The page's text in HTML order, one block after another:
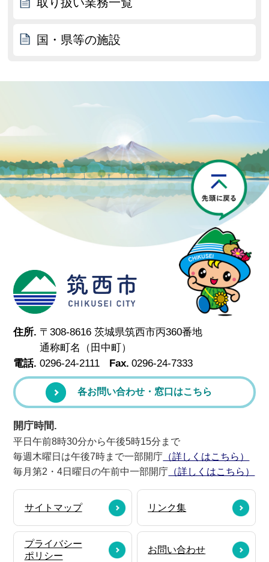
取り扱い業務一覧
国・県等の施設
筑西市
住所. 〒308-8616 茨城県筑西市丙360番地
通称町名（田中町）
電話. 0296-24-2111 Fax. 0296-24-7333
各お問い合わせ・窓口はこちら
開庁時間.
平日午前8時30分から午後5時15分まで
毎週木曜日は午後7時まで一部開庁 （詳しくはこちら）
毎月第2・4日曜日の午前中一部開庁 （詳しくはこちら）
サイトマップ リンク集
プライバシー
ポリシー
お問い合わせ